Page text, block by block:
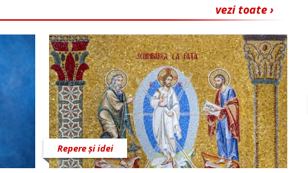
vezi toate ›
Repere și idei